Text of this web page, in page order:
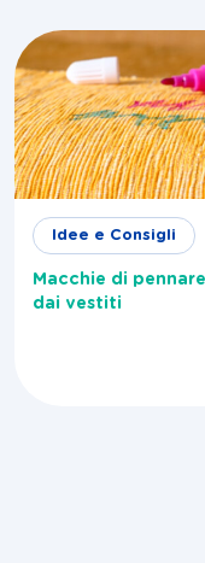
Idee e Consigli
Macchie di
dai vestiti